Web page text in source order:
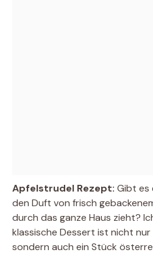
Apfelstrudel Rezept: Gibt es
den Duft von frisch
durch das ganze Haus zieht?
klassische Dessert ist nicht nur
sondern auch ein Stück